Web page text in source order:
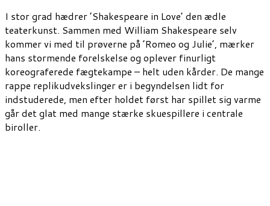
I stor grad hædrer ’Shakespeare in Love’ den ædle
teaterkunst. Sammen med William Shakespeare selv
kommer vi med til prøverne på ’Romeo og Julie’, mærker
hans stormende forelskelse og oplever finurligt
koreograferede fægtekampe – helt uden kårder. De mange
rappe replikudvekslinger er i begyndelsen lidt for
indstuderede, men efter holdet først har spillet sig varme
går det glat med mange stærke skuespillere i centrale
biroller.